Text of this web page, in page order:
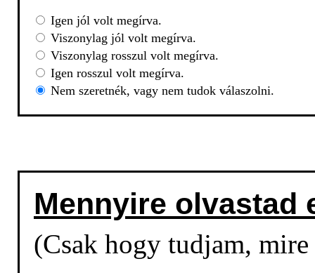
Igen jól volt megírva.
Viszonylag jól volt megírva.
Viszonylag rosszul volt megírva.
Igen rosszul volt megírva.
Nem szeretnék, vagy nem tudok válaszolni.
Mennyire olvastad
(Csak hogy tudjam,